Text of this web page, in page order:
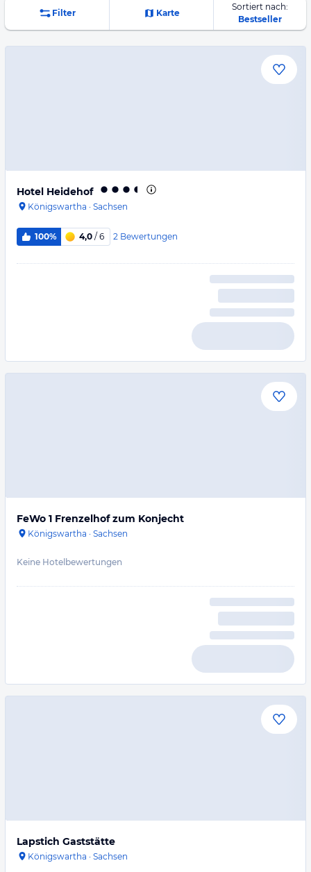
Filter Karte
Sortiert nach:
Bestseller
Hotel Heidehof
Königswartha · Sachsen
100% 4,0 / 6 2 Bewertungen
FeWo 1 Frenzelhof zum Konjecht
Königswartha · Sachsen
Keine Hotelbewertungen
Lapstich Gaststätte
Königswartha · Sachsen